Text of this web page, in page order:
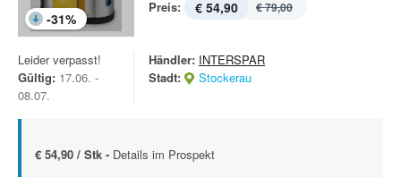
-31%
Preis: € 54,90 € 79,00
Leider verpasst!
Gültig: 17.06. -
08.07.
Händler: INTERSPAR
Stadt:
Stockerau
€ 54,90 / Stk - Details im Prospekt